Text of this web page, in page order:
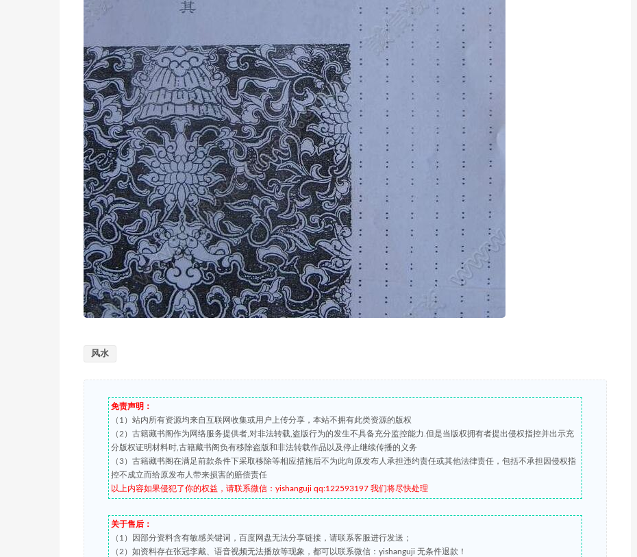
风水
免责声明：
（1）站内所有资源均来自互联网收集或用户上传分享，本站不拥有此类资源的版权
（2）古籍藏书阁作为网络服务提供者,对非法转载,盗版行为的发生不具备充分监控能力.但是当版权拥有者提出侵权指控并出示充
分版权证明材料时,古籍藏书阁负有移除盗版和非法转载作品以及停止继续传播的义务
（3）古籍藏书阁在满足前款条件下采取移除等相应措施后不为此向原发布人承担违约责任或其他法律责任，包括不承担因侵权指
控不成立而给原发布人带来损害的赔偿责任
以上内容如果侵犯了你的权益，请联系微信：yishanguji qq:122593197 我们将尽快处理
关于售后：
（1）因部分资料含有敏感关键词，百度网盘无法分享链接，请联系客服进行发送；
（2）如资料存在张冠李戴、语音视频无法播放等现象，都可以联系微信：yishanguji 无条件退款！